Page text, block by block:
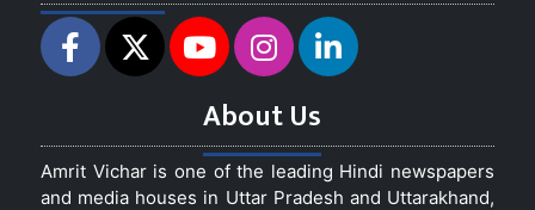
About Us
Amrit Vichar is one of the leading Hindi newspapers
and media houses in Uttar Pradesh and Uttarakhand,